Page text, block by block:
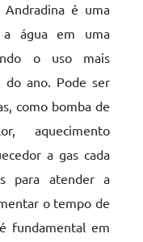
é uma
a água em uma
o uso mais
do ano. Pode ser
como bomba de
aquecimento
a gas cada
para atender a
o tempo de
fundamental em